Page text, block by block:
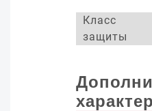
Класс
защиты